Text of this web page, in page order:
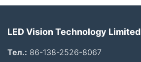
LED Vision Technology Limited
Тел.: 86-138-2526-8067